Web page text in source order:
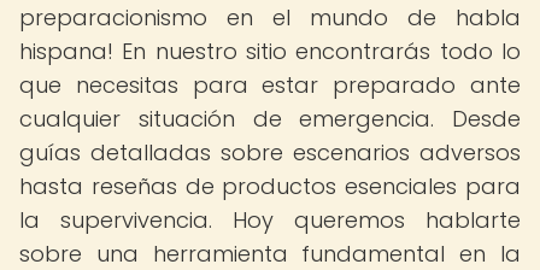
preparacionismo en el mundo de habla
hispana! En nuestro sitio encontrarás todo lo
que necesitas para estar preparado ante
cualquier situación de emergencia. Desde
guías detalladas sobre escenarios adversos
hasta reseñas de productos esenciales para
la supervivencia. Hoy queremos hablarte
sobre una herramienta fundamental en la